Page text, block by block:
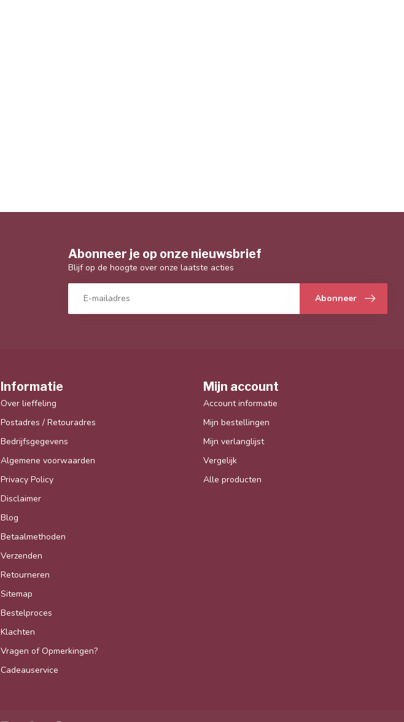
Abonneer je op onze nieuwsbrief
Blijf op de hoogte over onze laatste acties
Abonneer
Informatie
Over lieffeling
Postadres / Retouradres
Bedrijfsgegevens
Algemene voorwaarden
Privacy Policy
Disclaimer
Blog
Betaalmethoden
Verzenden
Retourneren
Sitemap
Bestelproces
Klachten
Vragen of Opmerkingen?
Cadeauservice
Mijn account
Account informatie
Mijn bestellingen
Mijn verlanglijst
Vergelijk
Alle producten